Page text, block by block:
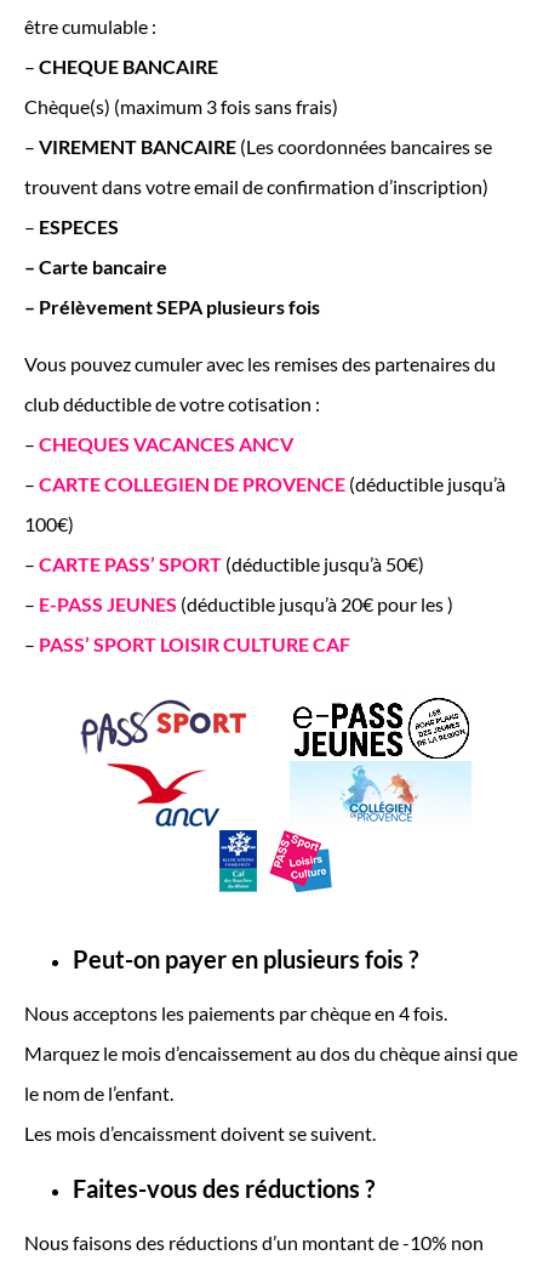
être cumulable :
– CHEQUE BANCAIRE
Chèque(s) (maximum 3 fois sans frais)
– VIREMENT BANCAIRE (Les coordonnées bancaires se
trouvent dans votre email de confirmation d’inscription)
– ESPECES
– Carte bancaire
– Prélèvement SEPA plusieurs fois
Vous pouvez cumuler avec les remises des partenaires du
club déductible de votre cotisation :
– CHEQUES VACANCES ANCV
– CARTE COLLEGIEN DE PROVENCE (déductible jusqu’à
100€)
– CARTE PASS’ SPORT (déductible jusqu’à 50€)
– E-PASS JEUNES (déductible jusqu’à 20€ pour les )
– PASS’ SPORT LOISIR CULTURE CAF
Peut-on payer en plusieurs fois ?
Nous acceptons les paiements par chèque en 4 fois.
Marquez le mois d’encaissement au dos du chèque ainsi que
le nom de l’enfant.
Les mois d’encaissment doivent se suivent.
Faites-vous des réductions ?
Nous faisons des réductions d’un montant de -10% non